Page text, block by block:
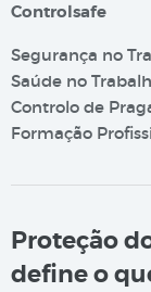
Controlsafe
Segurança no
Saúde no
Controlo de
Formação
Proteção
define o